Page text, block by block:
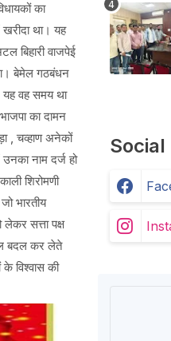
का
था। यह
बिहारी वाजपेई
बेमेल गठबंधन
वह समय था
का दामन
, चव्हाण अनेकों
नाम दर्ज हो
शिरोमणी
भारतीय
सत्ता पक्ष
बदल कर लेते
विश्वास की
Social